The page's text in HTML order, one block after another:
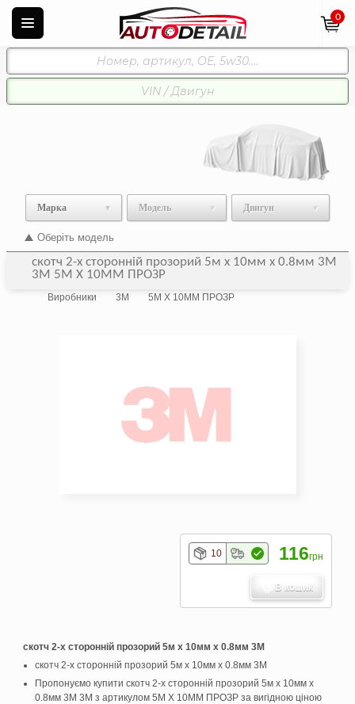
0
Марка Модель Двигун
Оберіть модель
скотч 2-х сторонній прозорий 5м х 10мм х 0.8мм 3М
3M 5М Х 10ММ ПРОЗР
Виробники 3M 5М Х 10ММ ПРОЗР
скотч 2-х сторонній прозорий 5м х 10мм х 0.8мм 3М
скотч 2-х сторонній прозорий 5м х 10мм х 0.8мм 3М
Пропонуємо купити скотч 2-х сторонній прозорий 5м х 10мм х
0.8мм 3М 3M з артикулом 5М Х 10ММ ПРОЗР за вигідною ціною
10 116грн
В кошик